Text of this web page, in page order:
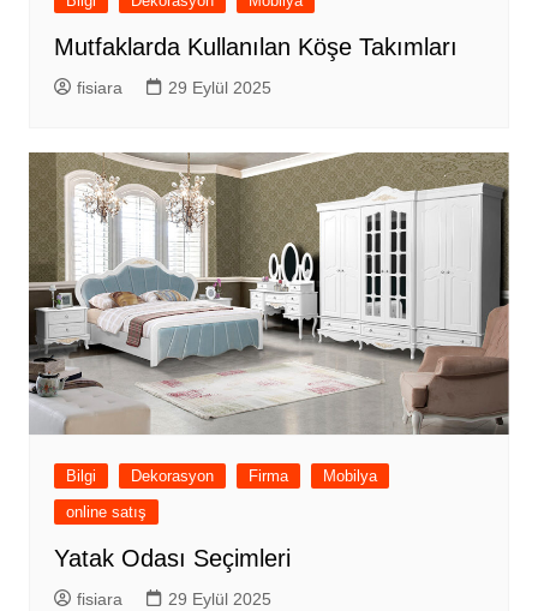
Mutfaklarda Kullanılan Köşe Takımları
fisiara 29 Eylül 2025
Bilgi Dekorasyon Firma
Mobilya
online satış
Yatak Odası Seçimleri
fisiara 29 Eylül 2025